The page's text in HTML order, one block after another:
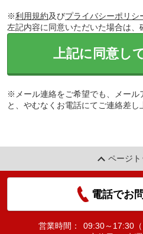
※利用規約及びプライバシーポリシ
左記内容に同意いただいた場合は、
上記に同意し
※メール連絡をご希望でも、メール
と、やむなくお電話にてご連絡差し
ページ
電話でお
営業時間：
09:30～17:30（